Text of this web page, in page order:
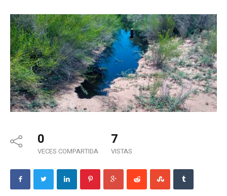
0
VECES COMPARTIDA
7
VISTAS